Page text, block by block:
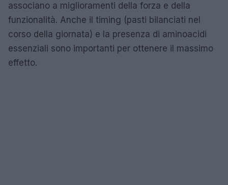
associano a miglioramenti della forza e della
funzionalità. Anche il timing (pasti bilanciati nel
corso della giornata) e la presenza di aminoacidi
essenziali sono importanti per ottenere il massimo
effetto.